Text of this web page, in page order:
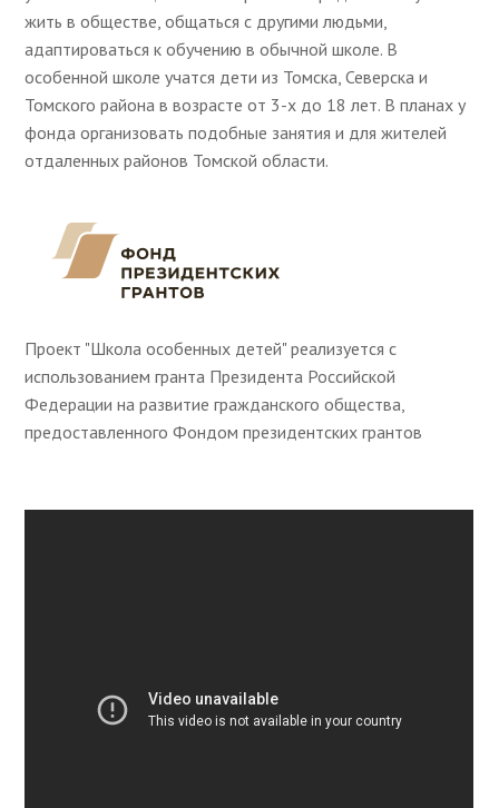
жить в обществе, общаться с другими людьми,
адаптироваться к обучению в обычной школе. В
особенной школе учатся дети из Томска, Северска и
Томского района в возрасте от 3-х до 18 лет. В планах у
фонда организовать подобные занятия и для жителей
отдаленных районов Томской области.
Проект "Школа особенных детей" реализуется с
использованием гранта Президента Российской
Федерации на развитие гражданского общества,
предоставленного Фондом президентских грантов